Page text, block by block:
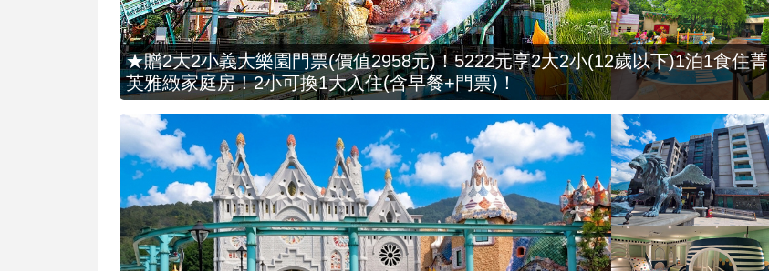
★贈2大2小義大樂園門票(價值2958元)！5222元享2大2小(12歲以下)1泊1食住菁
英雅緻家庭房！2小可換1大入住(含早餐+門票)！